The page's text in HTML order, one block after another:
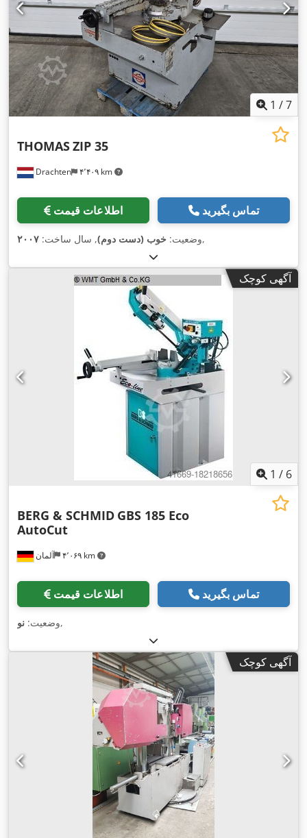
1 /7
Drachten ۴٬۴۰۹ km
THOMASZIP 35
اطلاعات قیمت تماس بگیرید
وضعیت: خوب (دست دوم), سال ساخت: ۲۰۰۷ ,
آگهی کوچک
1 / 6
آلمان ۴٬۰۶۹ km
BERG & SCHMID GBS 185 Eco
AutoCut
اطلاعات قیمت تماس بگیرید
وضعیت: نو ,
آگهی کوچک